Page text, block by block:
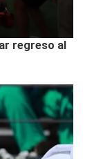
regreso al